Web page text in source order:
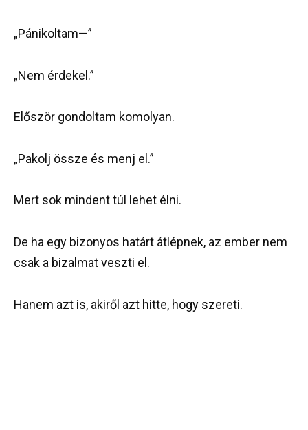
„Pánikoltam—”
„Nem érdekel.”
Először gondoltam komolyan.
„Pakolj össze és menj el.”
Mert sok mindent túl lehet élni.
De ha egy bizonyos határt átlépnek, az ember nem
csak a bizalmat veszti el.
Hanem azt is, akiről azt hitte, hogy szereti.